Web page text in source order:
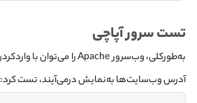
تست سرور آپاچی
آدرس وب‌سایت‌ها به‌نمایش در‌می‌آیند، تست کرد: